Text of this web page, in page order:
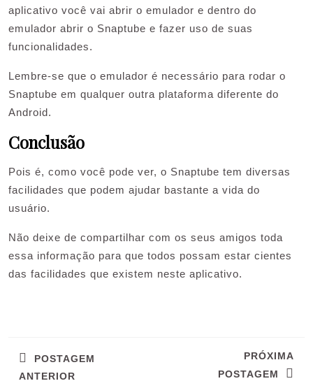
aplicativo você vai abrir o emulador e dentro do
emulador abrir o Snaptube e fazer uso de suas
funcionalidades.
Lembre-se que o emulador é necessário para rodar o
Snaptube em qualquer outra plataforma diferente do
Android.
Conclusão
Pois é, como você pode ver, o Snaptube tem diversas
facilidades que podem ajudar bastante a vida do
usuário.
Não deixe de compartilhar com os seus amigos toda
essa informação para que todos possam estar cientes
das facilidades que existem neste aplicativo.
PostPOSTAGEM
ANTERIOR
PRÓXIMA
POSTAGEM